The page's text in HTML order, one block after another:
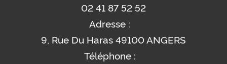
02 41 87 52 52
Adresse :
9, Rue Du Haras 49100 ANGERS
Téléphone :